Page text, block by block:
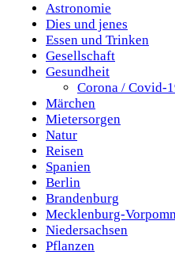
Astronomie
Dies und jenes
Essen und Trinken
Gesellschaft
Gesundheit
Corona / Covid-
Märchen
Mietersorgen
Natur
Reisen
Spanien
Berlin
Brandenburg
Mecklenburg-
Niedersachsen
Pflanzen